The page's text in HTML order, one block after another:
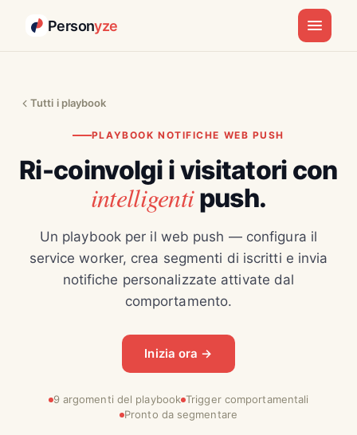
Personyze
Tutti i playbook
PLAYBOOK NOTIFICHE WEB PUSH
Ri-coinvolgi i visitatori con
intelligentipush.
Un playbook per il web push — configura il
service worker, crea segmenti di iscritti e invia
notifiche personalizzate attivate dal
comportamento.
Inizia ora →
9 argomenti del playbook Trigger comportamentali
Pronto da segmentare